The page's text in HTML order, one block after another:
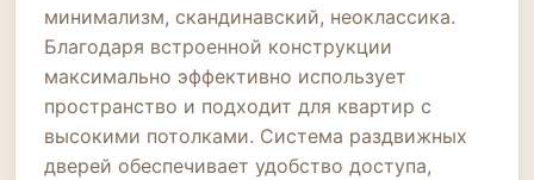
минимализм, скандинавский, неоклассика.
Благодаря встроенной конструкции
максимально эффективно использует
пространство и подходит для квартир с
высокими потолками. Система раздвижных
дверей обеспечивает удобство доступа,